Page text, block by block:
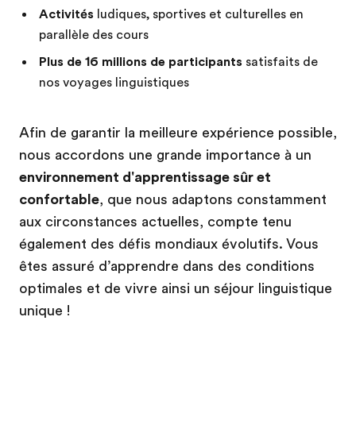
Activités ludiques, sportives et culturelles en
parallèle des cours
Plus de 16 millions de participants satisfaits de
nos voyages linguistiques
Afin de garantir la meilleure expérience possible,
nous accordons une grande importance à un
environnement d'apprentissage sûr et
confortable, que nous adaptons constamment
aux circonstances actuelles, compte tenu
également des défis mondiaux évolutifs. Vous
êtes assuré d’apprendre dans des conditions
optimales et de vivre ainsi un séjour linguistique
unique !